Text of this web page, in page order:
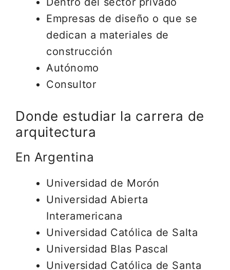
Empresas de diseño o que se
dedican a materiales de
construcción
Autónomo
Consultor
Donde estudiar la carrera de
arquitectura
En Argentina
Universidad de Morón
Universidad Abierta
Interamericana
Universidad Católica de Salta
Universidad Blas Pascal
Universidad Católica de Santa